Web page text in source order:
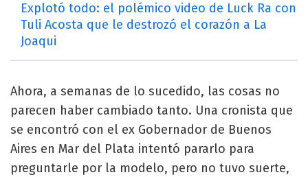
Explotó todo: el polémico video de Luck Ra con
Tuli Acosta que le destrozó el corazón a La
Joaqui
Ahora, a semanas de lo sucedido, las cosas no
parecen haber cambiado tanto. Una cronista que
se encontró con el ex Gobernador de Buenos
Aires en Mar del Plata intentó pararlo para
preguntarle por la modelo, pero no tuvo suerte,